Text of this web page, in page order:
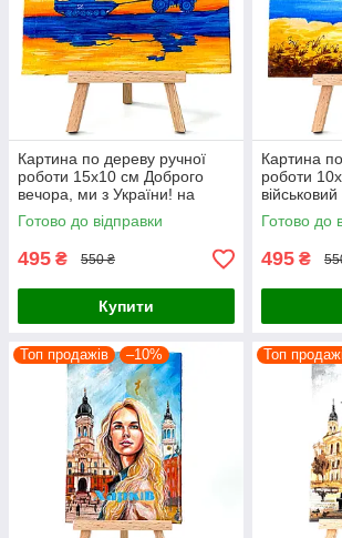
Картина по дереву ручної
роботи 15х10 см Доброго
вечора, ми з України! на
підставці Український сувенір
Готово до відправки
495 ₴ 550 ₴
Купити
Картина
роботи
на
сувенір
Готово до
495 ₴
Топ продажів –10% Топ